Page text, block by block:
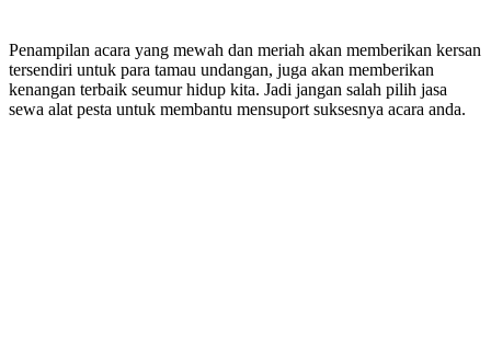
Penampilan acara yang mewah dan meriah akan memberikan kersan
tersendiri untuk para tamau undangan, juga akan memberikan
kenangan terbaik seumur hidup kita. Jadi jangan salah pilih jasa
sewa alat pesta untuk membantu mensuport suksesnya acara anda.